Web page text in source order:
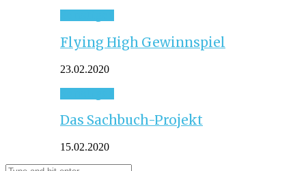
Flying High Gewinnspiel
23.02.2020
Das Sachbuch-Projekt
15.02.2020